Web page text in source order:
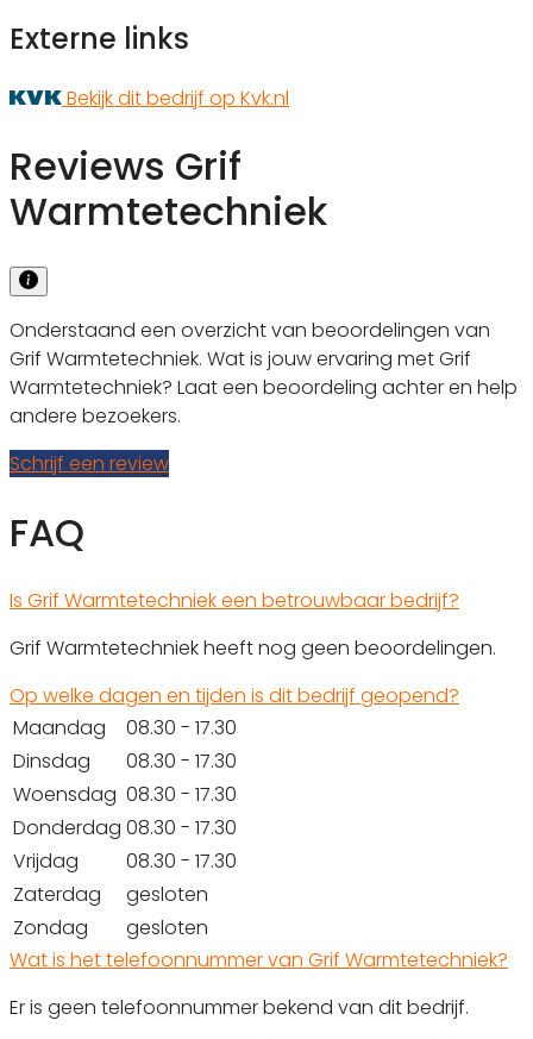
Externe links
Bekijk dit bedrijf op Kvk.nl
Reviews Grif
Warmtetechniek
Onderstaand een overzicht van beoordelingen van
Grif Warmtetechniek. Wat is jouw ervaring met Grif
Warmtetechniek? Laat een beoordeling achter en help
andere bezoekers.
Schrijf een review
FAQ
Is Grif Warmtetechniek een betrouwbaar bedrijf?
Grif Warmtetechniek heeft nog geen beoordelingen.
Op welke dagen en tijden is dit bedrijf geopend?
Maandag
08.30 - 17.30
Dinsdag
08.30 - 17.30
Woensdag 08.30 - 17.30
Donderdag 08.30 - 17.30
Vrijdag
08.30 - 17.30
Zaterdag
gesloten
Zondag
gesloten
Wat is het telefoonnummer van Grif Warmtetechniek?
Er is geen telefoonnummer bekend van dit bedrijf.